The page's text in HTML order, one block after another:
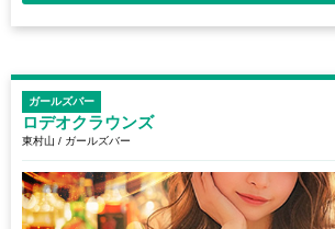
ガールズバー
ロデオクラウンズ
東村山 / ガールズバー